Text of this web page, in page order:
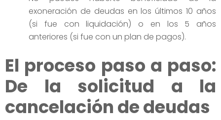
exoneración de deudas en los últimos 10 años
(si fue con liquidación) o en los 5 años
anteriores (si fue con un plan de pagos).
El proceso paso a paso:
De la solicitud a la
cancelación de deudas